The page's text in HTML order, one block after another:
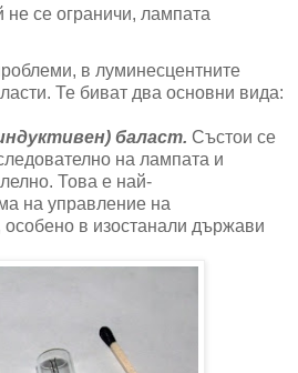
не се ограничи, лампата
в луминесцентните
Те биват два основни вида:
баласт. Състои се
на лампата и
Това е най-
на управление на
в изостанали държави